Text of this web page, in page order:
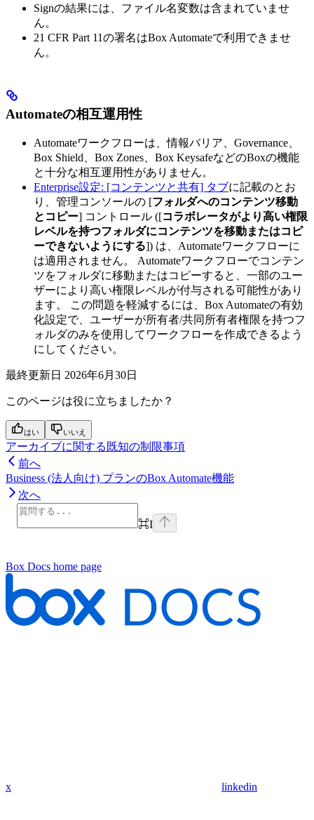
Signの結果には、ファイル名変数は含まれていませ
ん。
21 CFR Part 11の署名はBox Automateで利用できませ
ん。
Automateの相互運用性
Automateワークフローは、情報バリア、Governance、
Box Shield、Box Zones、Box KeysafeなどのBoxの機能
と十分な相互運用性がありません。
Enterprise設定: [コンテンツと共有] タブに記載のとお
り、管理コンソールの [フォルダへのコンテンツ移動
とコピー] コントロール ([コラボレータがより高い権限
レベルを持つフォルダにコンテンツを移動またはコピ
ーできないようにする]) は、Automateワークフローに
は適用されません。 Automateワークフローでコンテン
ツをフォルダに移動またはコピーすると、一部のユー
ザーにより高い権限レベルが付与される可能性があり
ます。 この問題を軽減するには、Box Automateの有効
化設定で、ユーザーが所有者/共同所有者権限を持つフ
ォルダのみを使用してワークフローを作成できるよう
にしてください。
最終更新日 2026年6月30日
このページは役に立ちましたか？
はい いいえ
アーカイブに関する既知の制限事項
前へ
Business (法人向け) プランのBox Automate機能
次へ
⌘I
Box Docs home page
x linkedin